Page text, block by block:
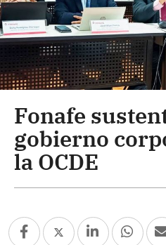
Fonafe
gobierno
la OCDE